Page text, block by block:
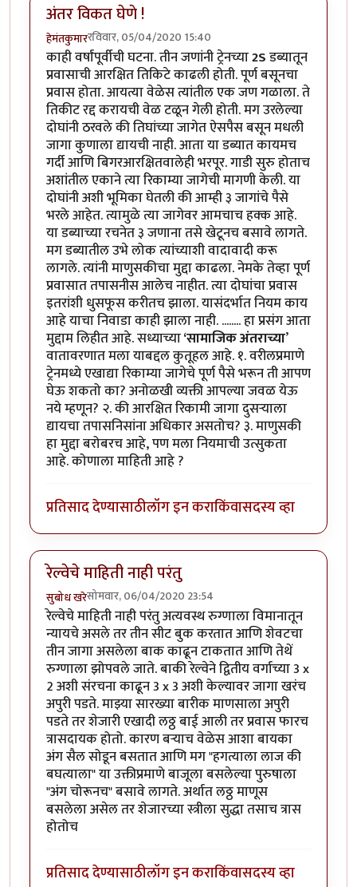
अंतर विकत घेणे !
हेमंतकुमाररविवार, 05/04/2020 15:40
काही वर्षांपूर्वीची घटना. तीन जणांनी ट्रेनच्या2Sडब्यातून
प्रवासाची आरक्षित तिकिटे काढली होती. पूर्ण बसूनचा
प्रवास होता. आयत्या वेळेस त्यांतील एक जण गळाला. ते
तिकीट रद्द करायची वेळ टळून गेली होती. मग उरलेल्या
दोघांनी ठरवले की तिघांच्या जागेत ऐसपैस बसून मधली
जागा कुणाला द्यायची नाही. आता या डब्यात कायमच
गर्दी आणि बिगरआरक्षितवालेही भरपूर. गाडी सुरु होताच
अशांतील एकाने त्या रिकाम्या जागेची मागणी केली. या
दोघांनी अशी भूमिका घेतली की आम्ही ३ जागांचे पैसे
भरले आहेत. त्यामुळे त्या जागेवर आमचाच हक्क आहे.
या डब्याच्या रचनेत ३ जणाना तसे खेटूनच बसावे लागते.
मग डब्यातील उभे लोक त्यांच्याशी वादावादी करू
लागले. त्यांनी माणुसकीचा मुद्दा काढला. नेमके तेव्हा पूर्ण
प्रवासात तपासनीस आलेच नाहीत. त्या दोघांचा प्रवास
इतरांशी धुसफूस करीतच झाला. यासंदर्भात नियम काय
आहे याचा निवाडा काही झाला नाही. ........ हा प्रसंग आता
मुद्दाम लिहीत आहे. सध्याच्या‘सामाजिक अंतराच्या’
वातावरणात मला याबद्दल कुतूहल आहे. १. वरीलप्रमाणे
ट्रेनमध्ये एखाद्या रिकाम्या जागेचे पूर्ण पैसे भरून ती आपण
घेऊ शकतो का? अनोळखी व्यक्ती आपल्या जवळ येऊ
नये म्हणून? २. की आरक्षित रिकामी जागा दुसऱ्याला
द्यायचा तपासनिसांना अधिकार असतोच? ३. माणुसकी
हा मुद्दा बरोबरच आहे, पण मला नियमाची उत्सुकता
आहे. कोणाला माहिती आहे ?
प्रतिसाद देण्यासाठीलॉग इन कराकिंवासदस्य व्हा
रेल्वेचे माहिती नाही परंतु
सुबोध खरेसोमवार, 06/04/2020 23:54
रेल्वेचे माहिती नाही परंतु अत्यवस्थ रुग्णाला विमानातून
न्यायचे असले तर तीन सीट बुक करतात आणि शेवटचा
तीन जागा असलेला बाक काढून टाकतात आणि तेथें
रुग्णाला झोपवले जाते. बाकी रेल्वेने द्वितीय वर्गाच्या 3 x
2 अशी संरचना काढून 3 x 3 अशी केल्यावर जागा खरंच
अपुरी पडते. माझ्या सारख्या बारीक माणसाला अपुरी
पडते तर शेजारी एखादी लठ्ठ बाई आली तर प्रवास फारच
त्रासदायक होतो. कारण बऱ्याच वेळेस आशा बायका
अंग सैल सोडून बसतात आणि मग "हगत्याला लाज की
बघत्याला" या उक्तीप्रमाणे बाजूला बसलेल्या पुरुषाला
"अंग चोरूनच" बसावे लागते. अर्थात लठ्ठ माणूस
बसलेला असेल तर शेजारच्या स्त्रीला सुद्धा तसाच त्रास
होतोच
प्रतिसाद देण्यासाठीलॉग इन कराकिंवासदस्य व्हा